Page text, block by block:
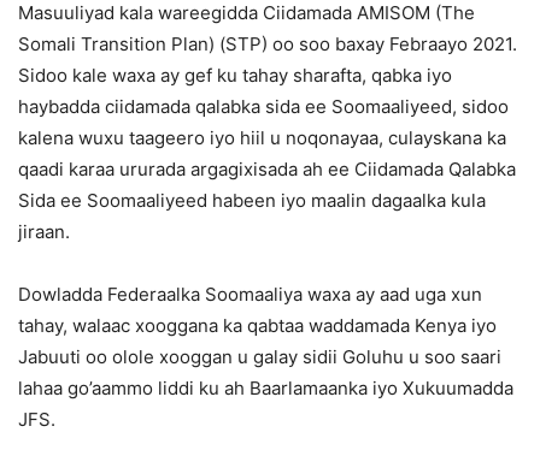
Masuuliyad kala wareegidda Ciidamada AMISOM (The
Somali Transition Plan) (STP) oo soo baxay Febraayo 2021.
Sidoo kale waxa ay gef ku tahay sharafta, qabka iyo
haybadda ciidamada qalabka sida ee Soomaaliyeed, sidoo
kalena wuxu taageero iyo hiil u noqonayaa, culayskana ka
qaadi karaa ururada argagixisada ah ee Ciidamada Qalabka
Sida ee Soomaaliyeed habeen iyo maalin dagaalka kula
jiraan.
Dowladda Federaalka Soomaaliya waxa ay aad uga xun
tahay, walaac xooggana ka qabtaa waddamada Kenya iyo
Jabuuti oo olole xooggan u galay sidii Goluhu u soo saari
lahaa go’aammo liddi ku ah Baarlamaanka iyo Xukuumadda
JFS.